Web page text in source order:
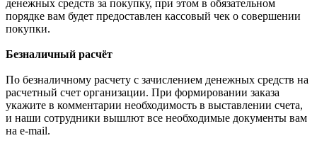
денежных средств за покупку, при этом в обязательном
порядке вам будет предоставлен кассовый чек о совершении
покупки.
Безналичный расчёт
По безналичному расчету с зачислением денежных средств на
расчетный счет организации. При формировании заказа
укажите в комментарии необходимость в выставлении счета,
и наши сотрудники вышлют все необходимые документы вам
на e-mail.